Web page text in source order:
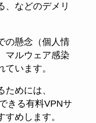
、などのデメリ
の懸念（個人情
マルウェア感染
ています。
めには、
きる有料VPNサ
めします。